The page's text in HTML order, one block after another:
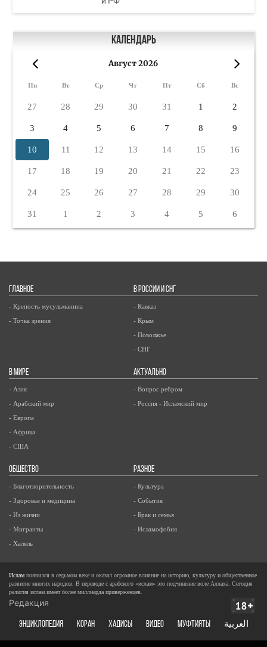
Календарь
Август 2026
Пн Вт Ср Чт Пт Сб Вс
27 28 29 30 31 1 2
3 4 5 6 7 8 9
10 11 12 13 14 15 16
17 18 19 20 21 22 23
24 25 26 27 28 29 30
31 1 2 3 4 5 6
ГЛАВНОЕ
- Крепость мусульманина
- Точка зрения
В РОССИИ И СНГ
- Кавказ
- Крым
- Поволжье
- СНГ
В МИРЕ
- Азия
- Арабский мир
- Европа
- Африка
- США
АКТУАЛЬНО
- Вопрос ребром
- Россия - Исламский мир
ОБЩЕСТВО
- Благотворительность
- Здоровье и медицина
- Из жизни
- Мигранты
- Халяль
РАЗНОЕ
- Культура
- События
- Брак и семья
- Исламофобия
Ислам появился в седьмом веке и оказал огромное влияние на историю, культуру и общественное
развитие многих народов. В переводе с арабского «ислам» это подчинение воле Аллаха. Сегодня
религия ислам имеет более миллиарда приверженцев.
Редакция
ЭНЦИКЛОПЕДИЯ КОРАН ХАДИСЫ ВИДЕО Муфтияты العربية